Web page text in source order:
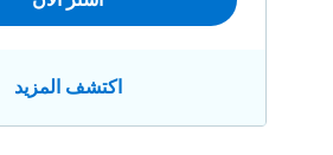
اكتشف المزيد